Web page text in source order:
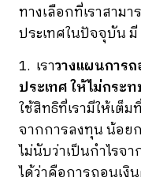
ทางเลือกที่เราสามา
ประเทศในปัจจุบัน มี
1. เราวางแผนการ
ประเทศ ให้ไม่กระ
ใช้สิทธิที่เรามีให้เต็ม
จากการลงทุน น้อยก
ไม่นับว่าเป็นกำไรจ
ได้ว่าคือการถอนเงิ